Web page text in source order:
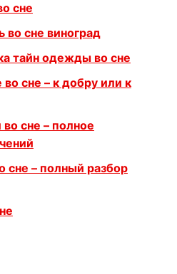
сне
во сне виноград
тайн одежды во сне
сне – к добру или к
сне – полное
сне – полный разбор